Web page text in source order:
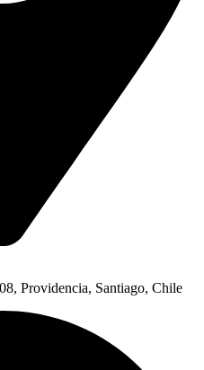
Providencia, Santiago, Chile